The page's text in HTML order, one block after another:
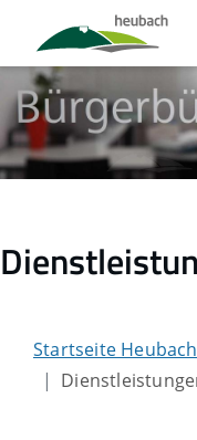
Startseite Heubach